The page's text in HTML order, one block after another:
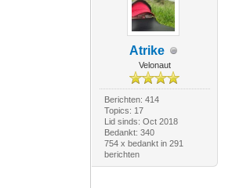
Atrike
Velonaut
Berichten: 414
Topics: 17
Lid sinds: Oct 2018
Bedankt: 340
754 x bedankt in 291
berichten